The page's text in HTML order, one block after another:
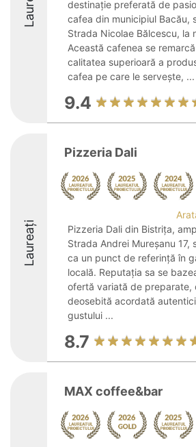
destinație preferată de
cafea din municipiul Bacău,
Strada Nicolae Bălcescu, la
Această cafenea se
calitatea superioară a
cafea pe care le servește, ...
9.4
Laureați
Pizzeria Dali
Pizzeria Dali din Bistrița,
Strada Andrei Mureșanu 17,
ca un punct de referință în
locală. Reputația sa se
ofertă variată de preparate,
deosebită acordată
gustului ...
8.7
MAX coffee&bar